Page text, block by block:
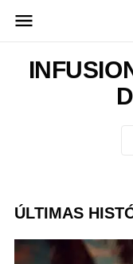
para
conteúdo
ÚLTIMAS